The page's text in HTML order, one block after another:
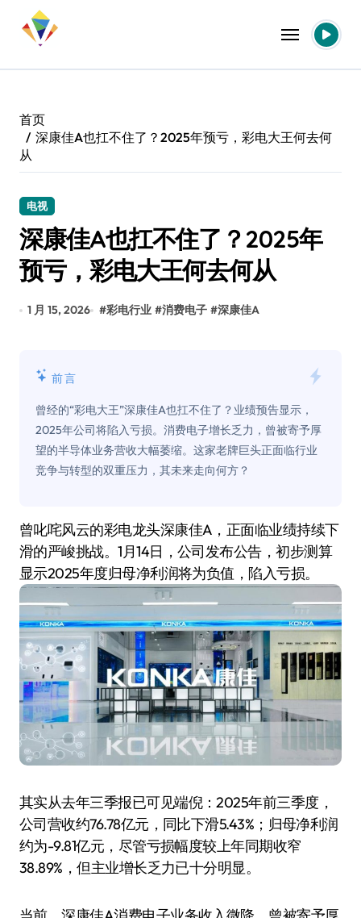
首页
深康佳A也扛不住了？2025年预亏，彩电大王何去何
从
电视
深康佳A也扛不住了？2025年
预亏，彩电大王何去何从
1 月 15, 2026 #彩电行业 #消费电子 #深康佳A
前言
曾经的“彩电大王”深康佳A也扛不住了？业绩预告显示，
2025年公司将陷入亏损。消费电子增长乏力，曾被寄予厚
望的半导体业务营收大幅萎缩。这家老牌巨头正面临行业
竞争与转型的双重压力，其未来走向何方？
曾叱咤风云的彩电龙头深康佳A，正面临业绩持续下
滑的严峻挑战。1月14日，公司发布公告，初步测算
显示2025年度归母净利润将为负值，陷入亏损。
其实从去年三季报已可见端倪：2025年前三季度，
公司营收约76.78亿元，同比下滑5.43%；归母净利润
约为-9.81亿元，尽管亏损幅度较上年同期收窄
38.89%，但主业增长乏力已十分明显。